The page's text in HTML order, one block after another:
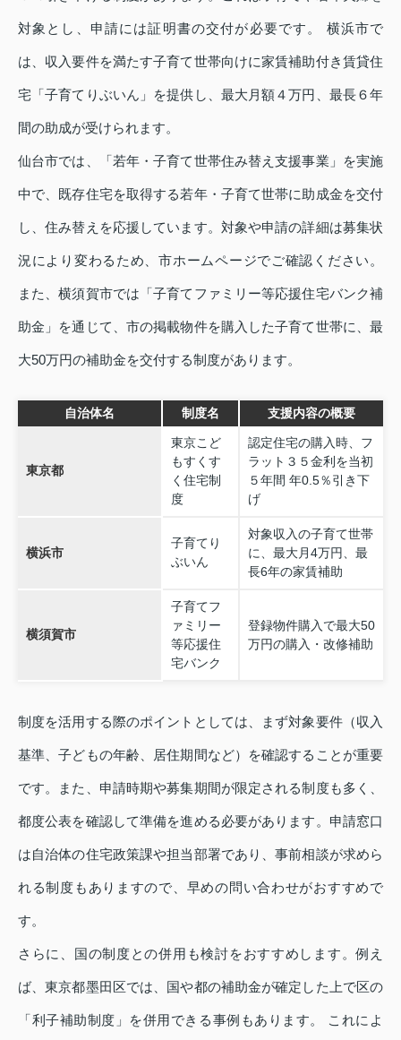
対象とし、申請には証明書の交付が必要です。 横浜市で
は、収入要件を満たす子育て世帯向けに家賃補助付き賃貸住
宅「子育てりぶいん」を提供し、最大月額４万円、最長６年
間の助成が受けられます。
仙台市では、「若年・子育て世帯住み替え支援事業」を実施
中で、既存住宅を取得する若年・子育て世帯に助成金を交付
し、住み替えを応援しています。対象や申請の詳細は募集状
況により変わるため、市ホームページでご確認ください。
また、横須賀市では「子育てファミリー等応援住宅バンク補
助金」を通じて、市の掲載物件を購入した子育て世帯に、最
大50万円の補助金を交付する制度があります。
自治体名 制度名 支援内容の概要
東京都
東京こど
もすくす
く住宅制
度
認定住宅の購入時、フ
ラット３５金利を当初
５年間 年0.5％引き下
げ
横浜市
子育てり
ぶいん
対象収入の子育て世帯
に、最大月4万円、最
長6年の家賃補助
横須賀市
子育てフ
ァミリー
等応援住
宅バンク
登録物件購入で最大50
万円の購入・改修補助
制度を活用する際のポイントとしては、まず対象要件（収入
基準、子どもの年齢、居住期間など）を確認することが重要
です。また、申請時期や募集期間が限定される制度も多く、
都度公表を確認して準備を進める必要があります。申請窓口
は自治体の住宅政策課や担当部署であり、事前相談が求めら
れる制度もありますので、早めの問い合わせがおすすめで
す。
さらに、国の制度との併用も検討をおすすめします。例え
ば、東京都墨田区では、国や都の補助金が確定した上で区の
「利子補助制度」を併用できる事例もあります。 これによ